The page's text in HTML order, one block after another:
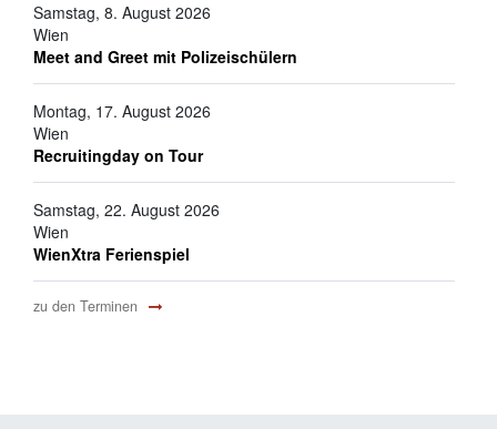
Samstag, 8. August 2026
Wien
Meet and Greet mit Polizeischülern
Montag, 17. August 2026
Wien
Recruitingday on Tour
Samstag, 22. August 2026
Wien
WienXtra Ferienspiel
zu den Terminen